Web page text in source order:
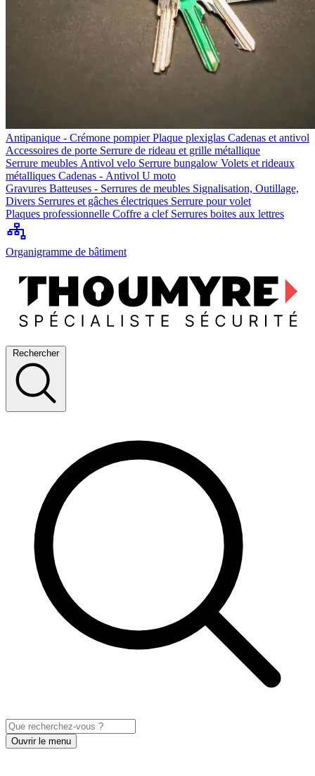
Antipanique - Crémone pompierPlaque plexiglas Cadenas et antivol
Accessoires de porte Serrure de rideau et grille métallique
Serrure meubles Antivol velo Serrure bungalow Volets et rideaux
métalliques Cadenas - Antivol U moto
Gravures Batteuses - Serrures de meubles Signalisation, Outillage,
Divers Serrures et gâches électriques Serrure pour volet
Plaques professionnelle Coffre a clef Serrures boites aux lettres
Organigramme de bâtiment
Rechercher
Ouvrir le menu